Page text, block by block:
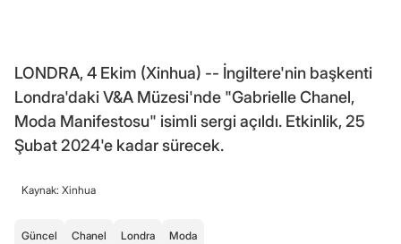
LONDRA, 4 Ekim (Xinhua) -- İngiltere'nin başkenti
Londra'daki V&A Müzesi'nde "Gabrielle Chanel,
Moda Manifestosu" isimli sergi açıldı. Etkinlik, 25
Şubat 2024'e kadar sürecek.
Kaynak: Xinhua
Güncel Chanel Londra Moda